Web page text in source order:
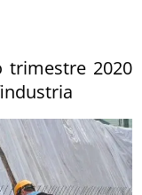
trimestre 2020